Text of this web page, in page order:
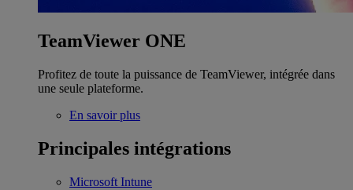
TeamViewer ONE
Profitez de toute la puissance de TeamViewer, intégrée dans
une seule plateforme.
En savoir plus
Principales intégrations
Microsoft Intune